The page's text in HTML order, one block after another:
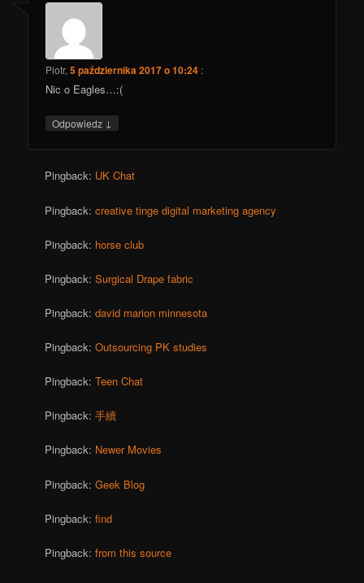
Piotr,5 października 2017 o 10:24 :
Nic o Eagles…:(
Odpowiedz ↓
Pingback: UK Chat
Pingback:creative tinge digital marketing agency
Pingback: horse club
Pingback:Surgical Drape fabric
Pingback:david marion minnesota
Pingback:Outsourcing PK studies
Pingback:Teen Chat
Pingback:手續
Pingback: Newer Movies
Pingback:Geek Blog
Pingback:find
Pingback:from this source